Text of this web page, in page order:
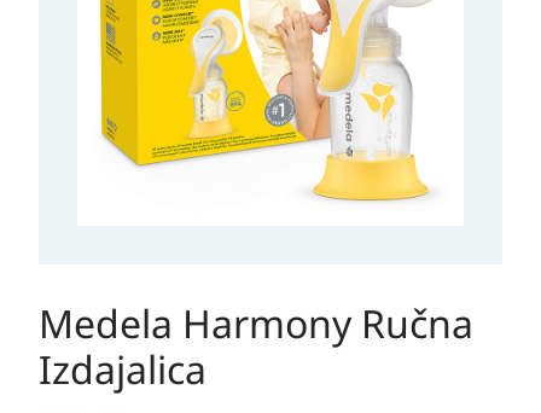
Medela Harmony Ručna
Izdajalica